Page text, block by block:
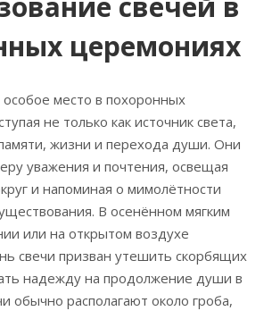
церемониях
место в похоронных
не только как источник света,
жизни и перехода души. Они
уважения и почтения, освещая
и напоминая о мимолётности
В осенённом мягким
или на открытом воздухе
свечи призван утешить скорбящих
надежду на продолжение души в
обычно располагают около гроба,